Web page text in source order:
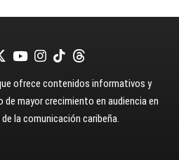
ofrece contenidos informativos y
mayor crecimiento en audiencia en
la comunicación caribeña.